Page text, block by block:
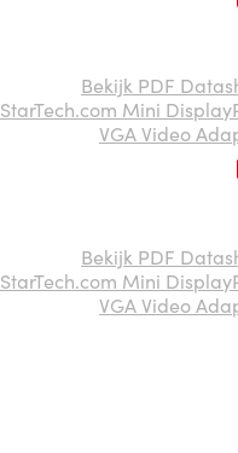
Bekijk PDF
StarTech.com Mini
VGA Video
Bekijk PDF
StarTech.com Mini
VGA Video